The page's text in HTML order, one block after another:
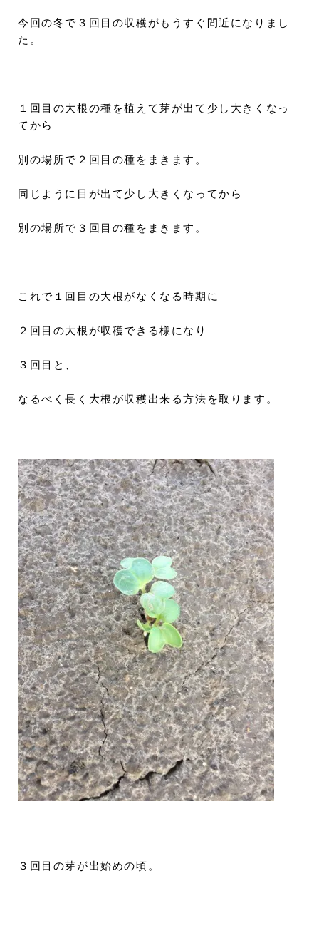
今回の冬で３回目の収穫がもうすぐ間近になりまし
た。
１回目の大根の種を植えて芽が出て少し大きくなっ
てから
別の場所で２回目の種をまきます。
同じように目が出て少し大きくなってから
別の場所で３回目の種をまきます。
これで１回目の大根がなくなる時期に
２回目の大根が収穫できる様になり
３回目と、
なるべく長く大根が収穫出来る方法を取ります。
３回目の芽が出始めの頃。